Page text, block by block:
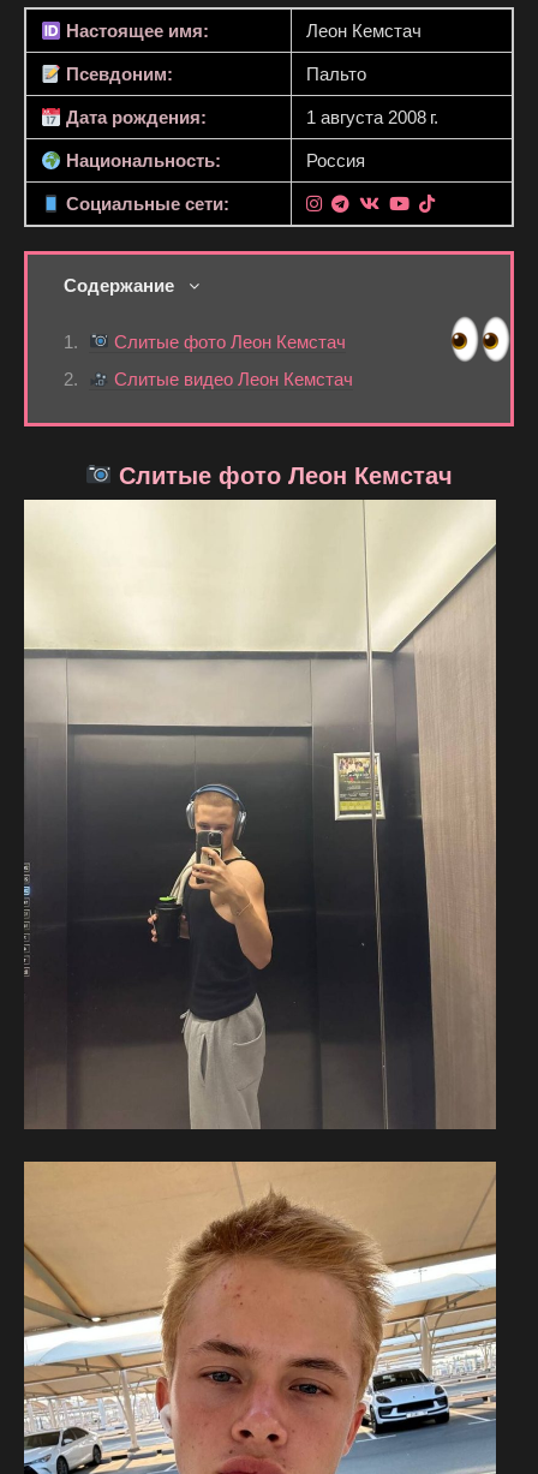
Настоящее имя: Леон Кемстач
Псевдоним: Пальто
Дата рождения: 1 августа 2008 г.
Национальность: Россия
Социальные сети:
Содержание
Слитые фото Леон Кемстач
Слитые видео Леон Кемстач
Слитые фото Леон Кемстач